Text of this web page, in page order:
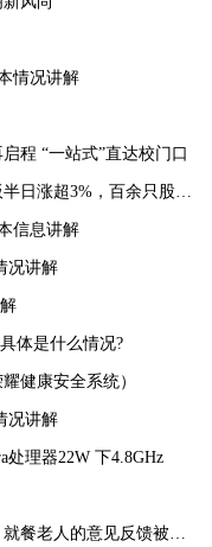
情况讲解
程 “一站式”直达校门口
，百余只股涨停或涨超10%
信息讲解
况讲解
体是什么情况?
健康安全系统）
况讲解
理器22W 下4.8GHz
老人的意见反馈被采纳